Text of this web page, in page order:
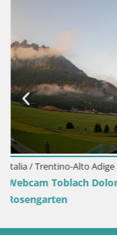
el Hotel